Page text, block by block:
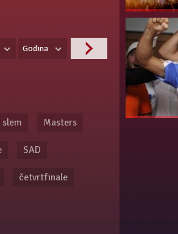
Godina
Masters
SAD
četvrtfinale